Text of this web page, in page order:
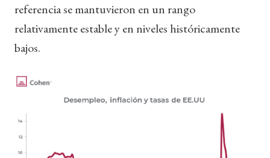
referencia se mantuvieron en un rango
relativamente estable y en niveles históricamente
bajos.